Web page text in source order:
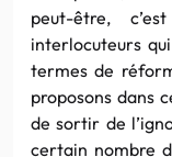
peut-être,
interlocuteurs
termes de
proposons dans
de sortir de
certain nombre